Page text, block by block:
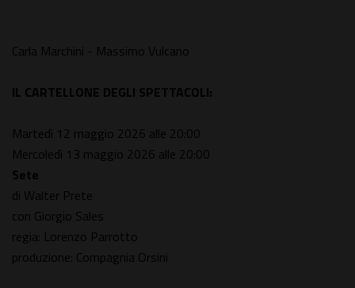
Carla Marchini - Massimo Vulcano
IL CARTELLONE DEGLI SPETTACOLI:
Martedì 12 maggio 2026 alle 20:00
Mercoledì 13 maggio 2026 alle 20:00
Sete
di Walter Prete
con Giorgio Sales
regia: Lorenzo Parrotto
produzione: Compagnia Orsini